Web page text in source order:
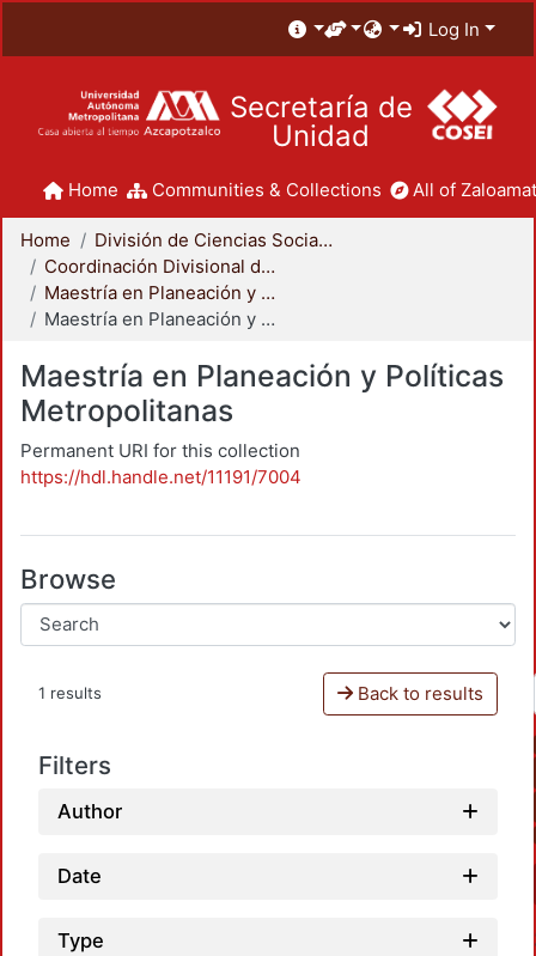
Log In
Secretaría de
Unidad
Home Communities & Collections All of
Home
División de Ciencias Sociales y Humanidades
Coordinación Divisional de Posgrado
Maestría en Planeación y Políticas Metropolitanas
Maestría en Planeación y Políticas Metropolitanas
Maestría en Planeación y Políticas
Metropolitanas
Permanent URI for this collection
https://hdl.handle.net/11191/7004
Browse
1 results Back to results
Filters
Author
Date
Type